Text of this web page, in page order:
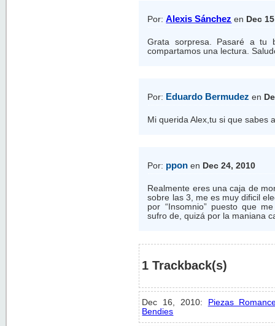
Por:Alexis Sánchez en Dec
Grata sorpresa. Pasaré a tu
compartamos una lectura.
Por: Eduardo Bermudez en
Mi querida Alex,tu si que sabes
Por: ppon en Dec 24, 2010
Realmente eres una caja de
sobre las 3, me es muy dificil
por “Insomnio” puesto que
sufro de, quizá por la maniana
1 Trackback(s)
Dec 16, 2010:
Piezas
Bendies